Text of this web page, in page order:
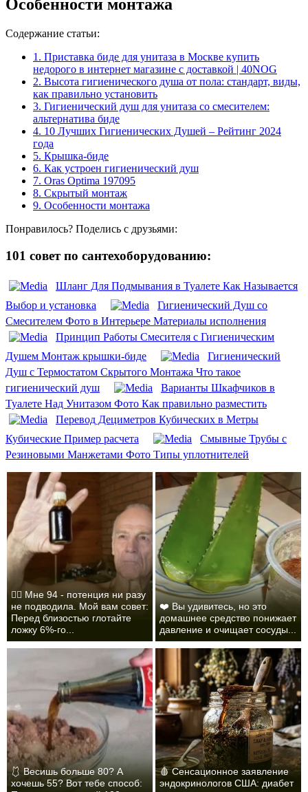
Особенности монтажа
Содержание статьи:
1. Приставка биде для унитаза в Москве купить
недорого в интернет магазине с доставкой | 40NOG
2. Высота гигиенического душа от пола: стандарт, виды,
как правильно установить
3. Гигиенический душ для унитаза со смесителем:
альтернатива биде
4. 10 Лучших Гигиенических Душей – Рейтинг 2024
года
5. Крышка-биде
6. Как устроен гигиенический душ
7. Oras Optima 197095
8. Скрытый монтаж
9. Особенности монтажа
Понравилось? Поделись с друзьями:
101 совет по сантехоборудованию:
Шланг Для Подмывания в Туалете Как Называется
Выбор и установка
Гигиенический Душ со
Смесителем Фото в Интерьере Материалы исполнения
Принцип Работы Смесителя с Гигиеническим
Душем Монтаж крышки-биде
Гигиенический
Душ с Термостатом Скрытого Монтажа Что такое
гигиенический душ
Варианты Шкафчиков в
Туалете Над Унитазом Фото Как правильно разместить
Перевод Дециметров Кубических в Метры
Кубические Пример расчета
Смывные Трубы с
Резиновыми Манжетами Фото Типы уплотнителей
❤️‍🔥 Мне 94 - потенция ни разу
не подводила. Мой вам совет:
Перед близостью глотайте
ложку 6%-го...
❤️ Вы удивитесь, но это
домашнее средство понижает
давление и очищает сосуды...
🩱 Весишь больше 80? А
хочешь 55? Вот тебе способ:
🩸 Сенсационное заявление
эндокринологов США: диабет